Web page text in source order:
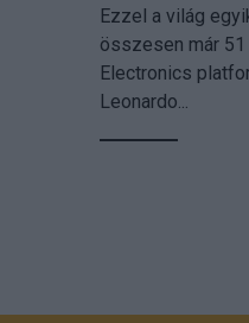
Ezzel a világ
összesen már
Electronics
Leonardo...